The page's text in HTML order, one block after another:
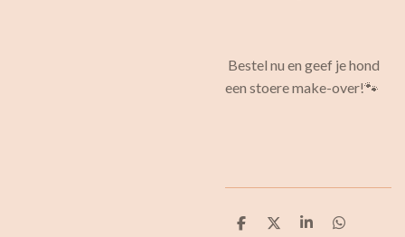
Bestel nu en geef je hond
een stoere make-over!🐾
D
D
S
D